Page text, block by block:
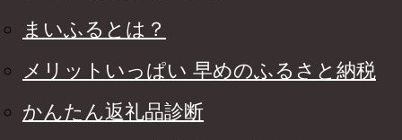
まいふるとは？
メリットいっぱい 早めのふるさと納税
かんたん返礼品診断